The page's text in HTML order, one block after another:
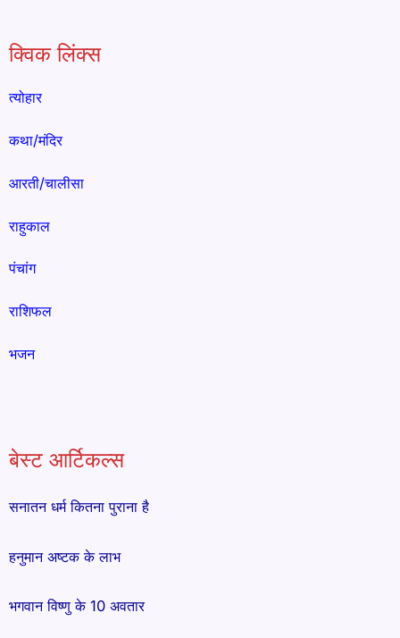
क्विक लिंक्स
त्योहार
कथा/मंदिर
आरती/चालीसा
राहुकाल
पंचांग
राशिफल
भजन
बेस्ट आर्टिकल्स
सनातन धर्म कितना पुराना है
हनुमान अष्टक के लाभ
भगवान विष्णु के 10 अवतार